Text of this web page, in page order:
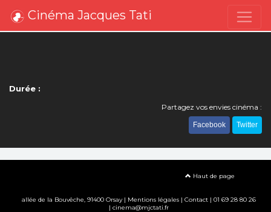
Cinéma Jacques Tati
Durée :
Partagez vos envies cinéma :
Facebook Twitter
Haut de page
allée de la Bouvêche, 91400 Orsay | Mentions légales| Contact| 01 69 28 80 26
| cinema@mjctati.fr